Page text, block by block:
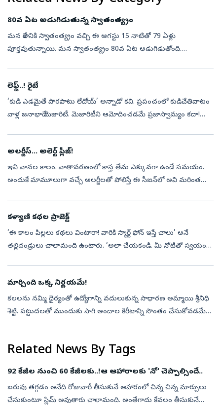
80వ ఏట అడుగిడుతున్న స్వాతంత్య్రం
మన దేశానికి స్వాతంత్య్రం వచ్చి ఈ ఆగస్టు 15 నాటితో 79 ఏళ్లు
పూర్తవుతున్నాయి. మన స్వాతంత్య్రం 80వ ఏట అడుగిడుతోంది.
లెఫ్ట్‌..! రైటే
‘కుడి ఎడమైతే పొరపాటు లేదోయ్‌’ అన్నాడో కవి. ప్రపంచంలో కుడిచేతివాటం
వాళ్ల జనాభాదే మెజారిటీ. మెజారిటీని ఆమోదించడమే ప్రజాస్వామ్యం కదా!
అలర్జీస్‌... అలెర్ట్‌ ప్లీజ్‌!
ఇవి వానల కాలం. వాతావరణంలో కాస్త తేమ ఎక్కువగా ఉండే సమయం.
అందుకే మామూలుగా వచ్చే అలర్జీలతో పోలిస్తే ఈ సీజన్‌లో అవి మరింత
కళ్యాణి కథల ప్రాజెక్ట్‌
‘ఈ కాలం పిల్లలు కథలు వింటారా! వారికి స్మార్ట్‌ ఫోన్‌ ఇస్తే చాలు’ అనే
తల్లిదండ్రులు చాలామంది ఉంటారు. ‘అలా చేయకండి. మీ నోటితో స్వయంగా
మార్చింది ఒక్క నిర్ణయమే!
కలలను నమ్మి ధైర్యంతో ఉద్యోగాన్ని వదులుకున్న సాధారణ అమ్మాయి శ్రీనిధి
శెట్టి. పట్టుదలతో ముందుకు సాగి అందాల కిరీటాన్ని సొంతం చేసుకోవడమే
Related News By Tags
92 కేజీల నుంచి 60 కేజీలకు..!ఆ ఆహారాలకు 'నో' చెప్పాల్సిందే..
బరువు తగ్గడం అనేది రోజువారీ తీసుకునే ఆహారంలో చిన్న చిన్న మార్పులు
చేసుకుంటూ స్లిమ్‌ అవుతారు చాలామంది. అంతేగాదు కేవలం తీసుకునే